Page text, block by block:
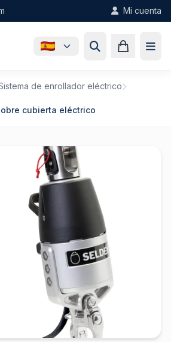
Mi cuenta
de enrollador eléctrico
cubierta eléctrico